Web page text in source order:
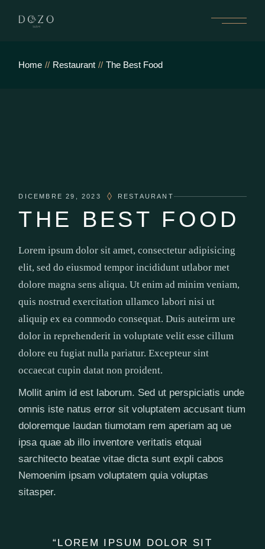
Home Restaurant The Best Food
DICEMBRE 29, 2023 RESTAURANT
THE BEST FOOD
Lorem ipsum dolor sit amet, consectetur adipisicing
elit, sed do eiusmod tempor incididunt utlabor met
dolore magna sens aliqua. Ut enim ad minim veniam,
quis nostrud exercitation ullamco labori nisi ut
aliquip ex ea commodo consequat. Duis auteirm ure
dolor in reprehenderit in voluptate velit esse cillum
dolore eu fugiat nulla pariatur. Excepteur sint
occaecat cupin datat non proident.
Mollit anim id est laborum. Sed ut perspiciatis unde
omnis iste natus error sit voluptatem accusant tium
doloremque laudan tiumotam rem aperiam aq ue
ipsa quae ab illo inventore veritatis etquai
sarchitecto beatae vitae dicta sunt expli cabos
Nemoenim ipsam voluptatem quia voluptas
sitasper.
“LOREM IPSUM DOLOR SIT